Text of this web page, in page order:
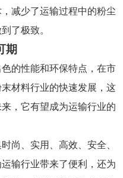
减少了运输过程中的粉尘
了极致。
期
的性能和环保特点，在市
材料行业的快速发展，这
，它有望成为运输行业的
尚、实用、高效、安全、
输行业带来了便利，还为